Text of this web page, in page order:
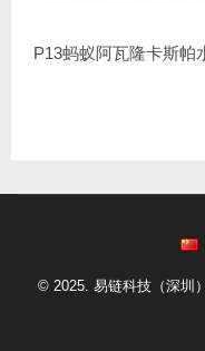
© 2025. 易链科技（深圳